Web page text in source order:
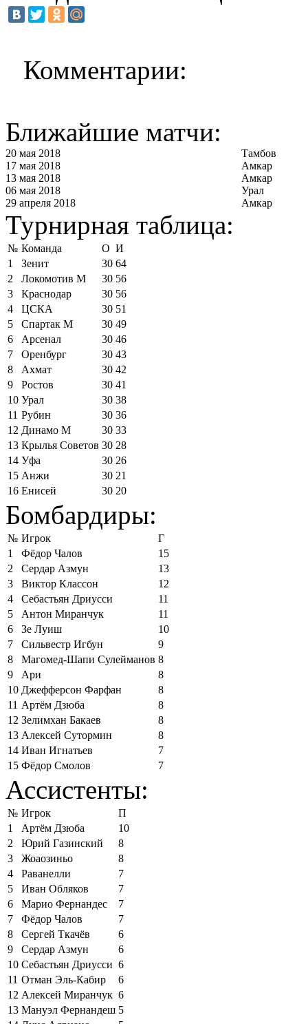
Комментарии:
Ближайшие матчи:
20 мая 2018
Тамбов
17 мая 2018
Амкар
13 мая 2018
Амкар
06 мая 2018
Урал
29 апреля 2018
Амкар
Турнирная таблица:
№ Команда О И
1
Зенит 30 64
2
Локомотив М 30 56
3
Краснодар 30 56
4
ЦСКА 30 51
5
Спартак М 30 49
6
Арсенал 30 46
7
Оренбург 30 43
8
Ахмат 30 42
9
Ростов 30 41
10 Урал 30 38
11 Рубин 30 36
12 Динамо М 30 33
13 Крылья Советов 30 28
14 Уфа 30 26
15 Анжи 30 21
16 Енисей 30 20
Бомбардиры:
№ Игрок
Г
1
Фёдор Чалов
15
2
Сердар Азмун
13
3
Виктор Классон
12
4
Себастьян Дриусси
11
5
Антон Миранчук
11
6
Зе Луиш
10
7
Сильвестр Игбун
9
8
Магомед-Шапи Сулейманов 8
9
Ари
8
10 Джефферсон Фарфан
8
11 Артём Дзюба
8
12 Зелимхан Бакаев
8
13 Алексей Сутормин
8
14 Иван Игнатьев
7
15 Фёдор Смолов 7
Ассистенты:
№ Игрок
П
1
Артём Дзюба
10
2
Юрий Газинский
8
3
Жоаозиньо
8
4
Раванелли
7
5
Иван Обляков
7
6
Марио Фернандес
7
7
Фёдор Чалов
7
8
Сергей Ткачёв
6
9
Сердар Азмун
6
10 Себастьян Дриусси 6
11 Отман Эль-Кабир
6
12 Алексей Миранчук 6
13 Мануэл Фернандеш 5